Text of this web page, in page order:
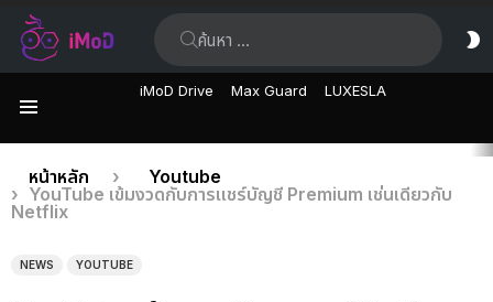
iMoD Drive Max Guard LUXESLA
เรื่อง
ล่าสุด
คุณอยู่ที่นี่:
หน้าหลัก
Youtube
YouTube เข้มงวดกับการแชร์บัญชี Premium เช่นเดียวกับ
Netflix
NEWS YOUTUBE